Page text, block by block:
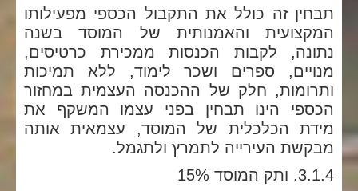
תבחין זה כולל את התקבול הכספי מפעילותו
המקצועית והאמנותית של המוסד בשנה
נתונה, לקבות הכנסות ממכירת כרטיסים,
מנויים, ספרים ושכר לימוד, ללא תמיכות
ותרומות, חלק של ההכנסה העצמית במחזור
הכספי הינו תבחין בפני עצמו המשקף את
מידת הכלכלית של המוסד, עצמאית אותה
מבקשת העירייה לתמרץ ולתגמל.
3.1.4. ותק המוסד 15%